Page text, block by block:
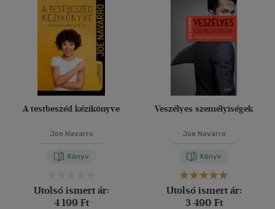
A testbeszéd kézikönyve
Joe Navarro
Könyv
Utolsó ismert ár:
4 199 Ft
Veszélyes személyiségek
Joe Navarro
Könyv
Utolsó ismert ár:
3 490 Ft